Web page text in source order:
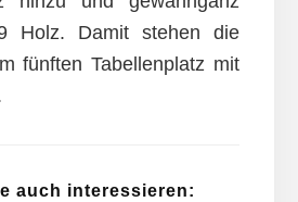
Holz. Damit stehen die
fünften Tabellenplatz mit
auch interessieren: